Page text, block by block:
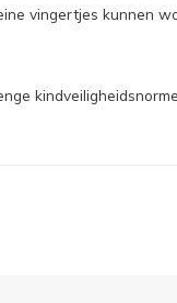
vingertjes kunnen